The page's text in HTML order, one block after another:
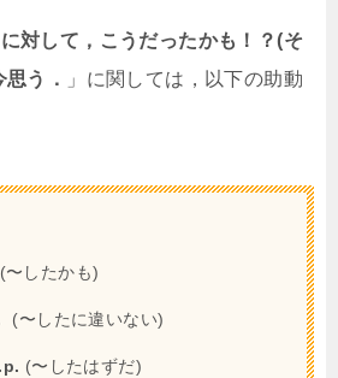
対して，こうだったかも！？(そ
う．
」に関しては，以下の助動
(〜したかも)
(〜したに違いない)
(〜したはずだ)